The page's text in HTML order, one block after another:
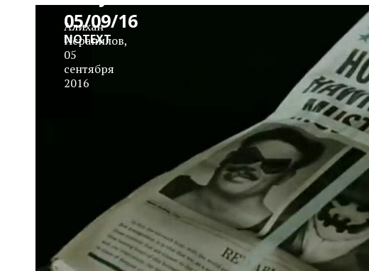
05/09/16
Алихан
Исрапилов,
05
сентября
2016
NOTEXT